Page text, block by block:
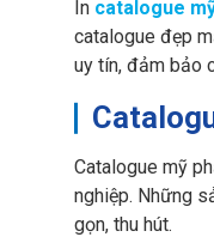
In catalogue
catalogue đẹp
uy tín, đảm bảo
Catalogue mỹ
nghiệp. Những
gọn, thu hút.